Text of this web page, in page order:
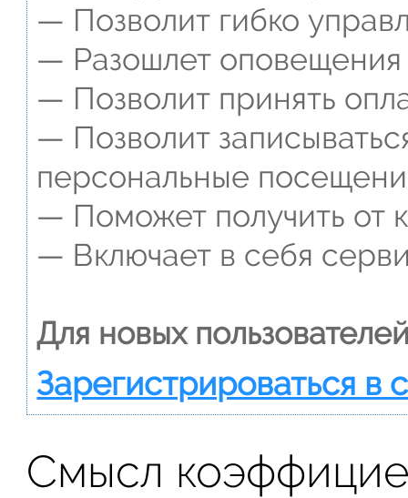
— Позволит гибко
— Разошлет оповещения
— Позволит принять
— Позволит
персональные
— Поможет получить от
— Включает в себя
Для новых
Зарегистрироваться в
Смысл